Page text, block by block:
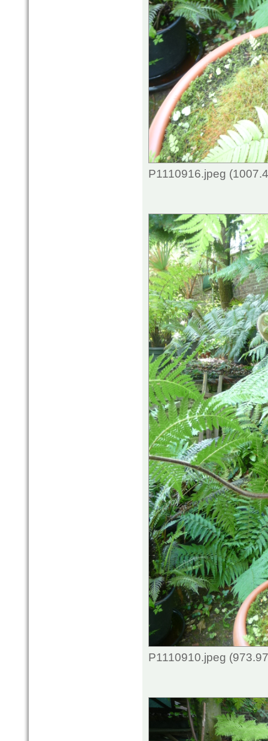
P1110916.jpeg
P1110910.jpeg